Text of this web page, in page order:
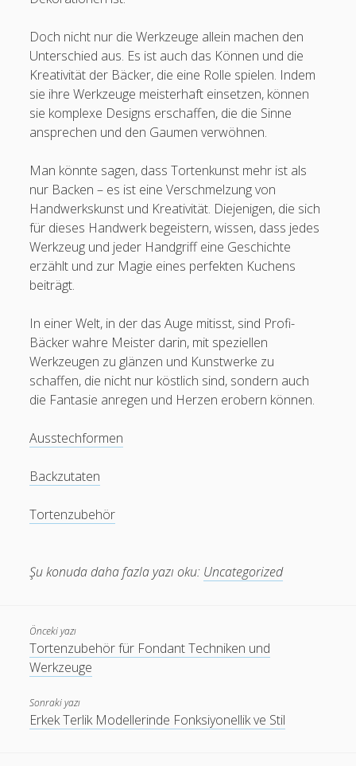
Doch nicht nur die Werkzeuge allein machen den
Unterschied aus. Es ist auch das Können und die
Kreativität der Bäcker, die eine Rolle spielen. Indem
sie ihre Werkzeuge meisterhaft einsetzen, können
sie komplexe Designs erschaffen, die die Sinne
ansprechen und den Gaumen verwöhnen.
Man könnte sagen, dass Tortenkunst mehr ist als
nur Backen – es ist eine Verschmelzung von
Handwerkskunst und Kreativität. Diejenigen, die sich
für dieses Handwerk begeistern, wissen, dass jedes
Werkzeug und jeder Handgriff eine Geschichte
erzählt und zur Magie eines perfekten Kuchens
beiträgt.
In einer Welt, in der das Auge mitisst, sind Profi-
Bäcker wahre Meister darin, mit speziellen
Werkzeugen zu glänzen und Kunstwerke zu
schaffen, die nicht nur köstlich sind, sondern auch
die Fantasie anregen und Herzen erobern können.
Ausstechformen
Backzutaten
Tortenzubehör
Şu konuda daha fazla yazı oku: Uncategorized
Önceki yazı
Tortenzubehör für Fondant Techniken und
Werkzeuge
Sonraki yazı
Erkek Terlik Modellerinde Fonksiyonellik ve Stil